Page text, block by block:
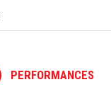
PERFORMANCES